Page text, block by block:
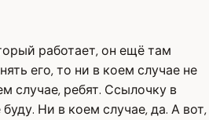
работает, он ещё там
его, то ни в коем случае не
случае, ребят. Ссылочку в
Ни в коем случае, да. А вот,